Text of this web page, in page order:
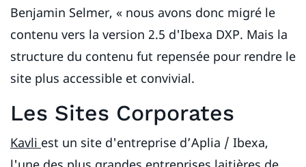
Benjamin Selmer, « nous avons donc migré le
contenu vers la version 2.5 d'Ibexa DXP. Mais la
structure du contenu fut repensée pour rendre le
site plus accessible et convivial.
Les Sites Corporates
Kavli est un site d'entreprise d’Aplia / Ibexa,